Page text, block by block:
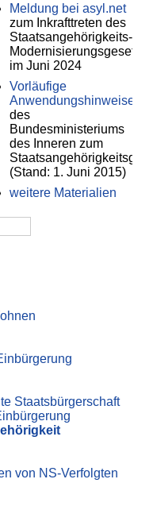
Meldung bei asyl.net
zum Inkrafttreten des
Staatsangehörigkeits-
im Juni 2024
Vorläufige
Anwendungshinweise
des
Bundesministeriums
des Inneren zum
(Stand: 1. Juni 2015)
weitere Materialien
Staatsbürgerschaft
von NS-Verfolgten